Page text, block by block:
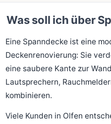
Was soll ich über
Eine Spanndecke ist eine
Deckenrenovierung: Sie
eine saubere Kante zur
Lautsprechern,
kombinieren.
Viele Kunden in Olfen